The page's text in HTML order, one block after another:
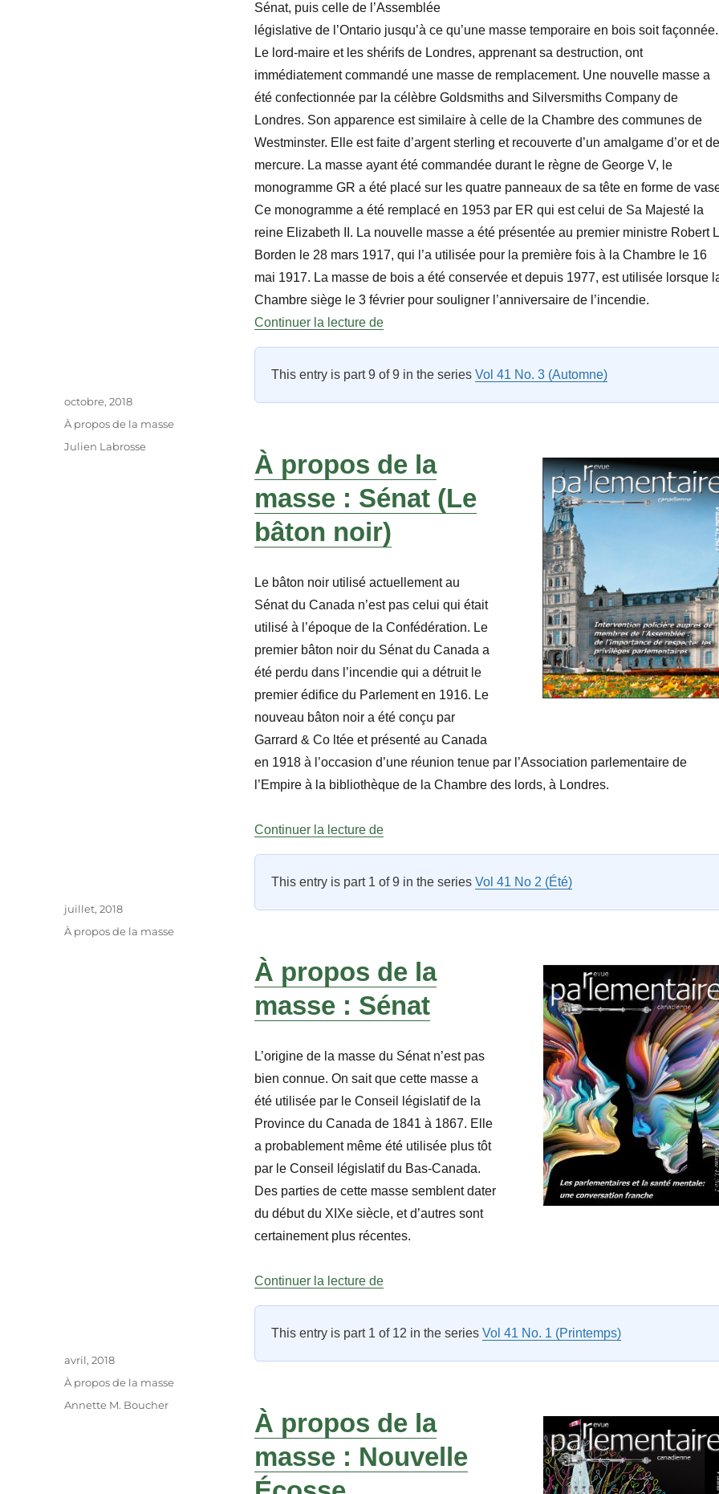
Sénat, puis celle de l’Assemblée
législative de l’Ontario jusqu’à ce qu’une masse temporaire en bois soit façonnée.
Le lord-maire et les shérifs de Londres, apprenant sa destruction, ont
immédiatement commandé une masse de remplacement. Une nouvelle masse a
été confectionnée par la célèbre Goldsmiths and Silversmiths Company de
Londres. Son apparence est similaire à celle de la Chambre des communes de
Westminster. Elle est faite d’argent sterling et recouverte d’un amalgame d’or et de
mercure. La masse ayant été commandée durant le règne de George V, le
monogramme GR a été placé sur les quatre panneaux de sa tête en forme de
Ce monogramme a été remplacé en 1953 par ER qui est celui de Sa Majesté la
reine Elizabeth II. La nouvelle masse a été présentée au premier ministre Robert
Borden le 28 mars 1917, qui l’a utilisée pour la première fois à la Chambre le 16
mai 1917. La masse de bois a été conservée et depuis 1977, est utilisée lorsque
Chambre siège le 3 février pour souligner l’anniversaire de l’incendie.
Continuer la lecture de« À propos de la masse : La Chambre des communes »
This entry is part 9 of 9 in the series Vol 41 No. 3 (Automne)
À propos de la
masse : Sénat (Le
bâton noir)
Le bâton noir utilisé actuellement au
Sénat du Canada n’est pas celui qui était
utilisé à l’époque de la Confédération. Le
premier bâton noir du Sénat du Canada a
été perdu dans l’incendie qui a détruit le
premier édifice du Parlement en 1916. Le
nouveau bâton noir a été conçu par
Garrard & Co ltée et présenté au Canada
en 1918 à l’occasion d’une réunion tenue par l’Association parlementaire de
l’Empire à la bibliothèque de la Chambre des lords, à Londres.
Continuer la lecture de« À propos de la masse : Sénat (Le bâton noir) »
Auteur
Publié
le
octobre, 2018
Catégories
À propos de la masse
Étiquettes
Julien Labrosse
This entry is part 1 of 9 in the series Vol 41 No 2 (Été)
À propos de la
masse : Sénat
L’origine de la masse du Sénat n’est pas
bien connue. On sait que cette masse a
été utilisée par le Conseil législatif de la
Province du Canada de 1841 à 1867. Elle
a probablement même été utilisée plus tôt
par le Conseil législatif du Bas-Canada.
Des parties de cette masse semblent dater
du début du XIXe siècle, et d’autres sont
certainement plus récentes.
Continuer la lecture de« À propos de la masse : Sénat »
Auteur
Publié
le
juillet, 2018
Catégories
À propos de la masse
This entry is part 1 of 12 in the series Vol 41 No. 1 (Printemps)
À propos de la
masse : Nouvelle
Auteur
Publié
le
avril, 2018
Catégories
À propos de la masse
Étiquettes
Annette M. Boucher